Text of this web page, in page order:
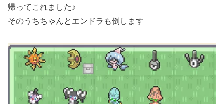
帰ってこれました♪
そのうちちゃんとエンドラも倒します